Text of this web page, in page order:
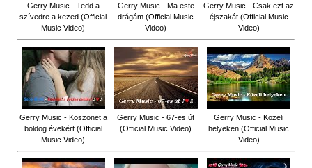
Gerry Music - Tedd a
szívedre a kezed (Official
Music Video)
Gerry Music - Ma este
drágám (Official Music
Video)
Gerry Music - Csak ezt az
éjszakát (Official Music
Video)
Gerry Music - Köszönet a
boldog évekért (Official
Music Video)
Gerry Music - 67-es út
(Official Music Video)
Gerry Music - Közeli
helyeken (Official Music
Video)